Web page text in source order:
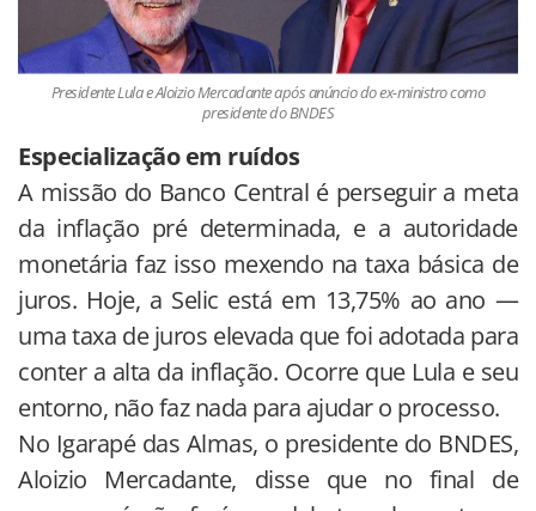
Presidente Lula e Aloizio Mercadante após anúncio do ex-ministro como
presidente do BNDES
Especialização em ruídos
A missão do Banco Central é perseguir a meta
da inflação pré determinada, e a autoridade
monetária faz isso mexendo na taxa básica de
juros. Hoje, a Selic está em 13,75% ao ano —
uma taxa de juros elevada que foi adotada para
conter a alta da inflação. Ocorre que Lula e seu
entorno, não faz nada para ajudar o processo.
No Igarapé das Almas, o presidente do BNDES,
Aloizio Mercadante, disse que no final de